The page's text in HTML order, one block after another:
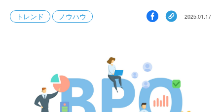
トレンド ノウハウ 2025.01.17